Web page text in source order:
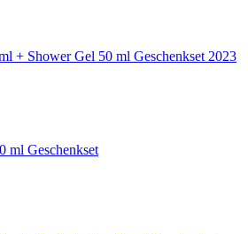
+ Shower Gel 50 ml Geschenkset 2023
ml Geschenkset